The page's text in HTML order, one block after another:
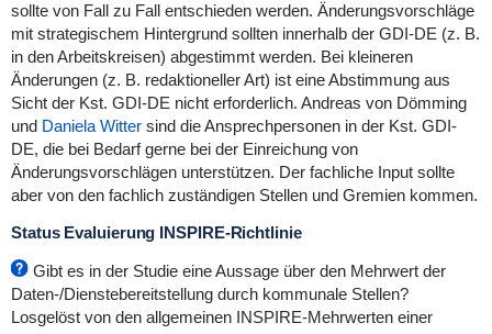
sollte von Fall zu Fall entschieden werden. Änderungsvorschläge
mit strategischem Hintergrund sollten innerhalb der GDI-DE (z. B.
in den Arbeitskreisen) abgestimmt werden. Bei kleineren
Änderungen (z. B. redaktioneller Art) ist eine Abstimmung aus
Sicht der Kst. GDI-DE nicht erforderlich. Andreas von Dömming
und Daniela Wittersind die Ansprechpersonen in der Kst. GDI-
DE, die bei Bedarf gerne bei der Einreichung von
Änderungsvorschlägen unterstützen. Der fachliche Input sollte
aber von den fachlich zuständigen Stellen und Gremien kommen.
Status Evaluierung INSPIRE-Richtlinie
Gibt es in der Studie eine Aussage über den Mehrwert der
Daten-/Dienstebereitstellung durch kommunale Stellen?
Losgelöst von den allgemeinen INSPIRE-Mehrwerten einer